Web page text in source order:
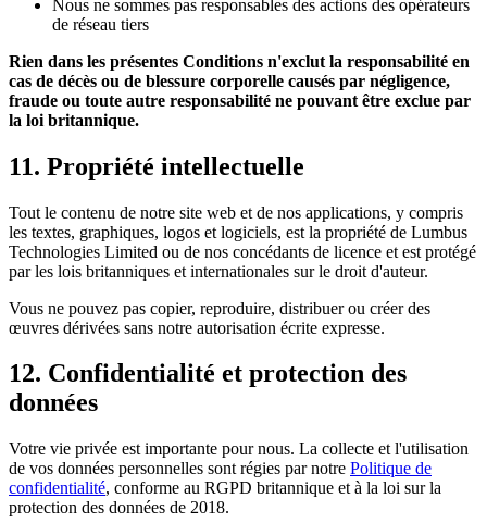
Nous ne sommes pas responsables des actions des opérateurs
de réseau tiers
Rien dans les présentes Conditions n'exclut la responsabilité en
cas de décès ou de blessure corporelle causés par négligence,
fraude ou toute autre responsabilité ne pouvant être exclue par
la loi britannique.
11. Propriété intellectuelle
Tout le contenu de notre site web et de nos applications, y compris
les textes, graphiques, logos et logiciels, est la propriété de Lumbus
Technologies Limited ou de nos concédants de licence et est protégé
par les lois britanniques et internationales sur le droit d'auteur.
Vous ne pouvez pas copier, reproduire, distribuer ou créer des
œuvres dérivées sans notre autorisation écrite expresse.
12. Confidentialité et protection des
données
Votre vie privée est importante pour nous. La collecte et l'utilisation
de vos données personnelles sont régies par notre Politique de
confidentialité, conforme au RGPD britannique et à la loi sur la
protection des données de 2018.